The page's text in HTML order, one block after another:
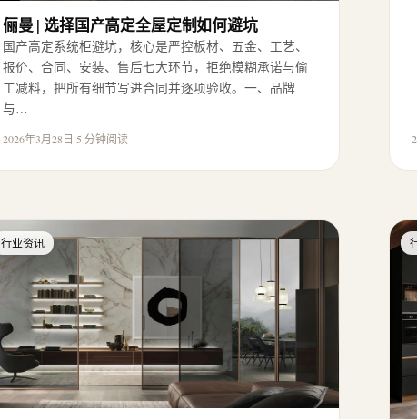
俪曼 | 选择国产高定全屋定制如何避坑
国产高定系统柜避坑，核心是严控板材、五金、工艺、
报价、合同、安装、售后七大环节，拒绝模糊承诺与偷
工减料，把所有细节写进合同并逐项验收。一、品牌
与…
2026年3月28日·5 分钟阅读
行业资讯